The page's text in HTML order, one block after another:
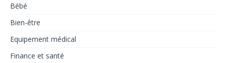
Bébé
Bien-être
Equipement médical
Finance et santé